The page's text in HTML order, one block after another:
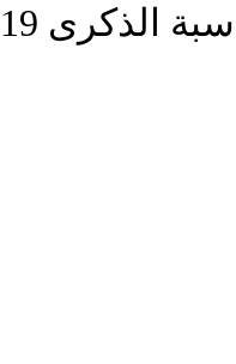
ازدراء الإسلام